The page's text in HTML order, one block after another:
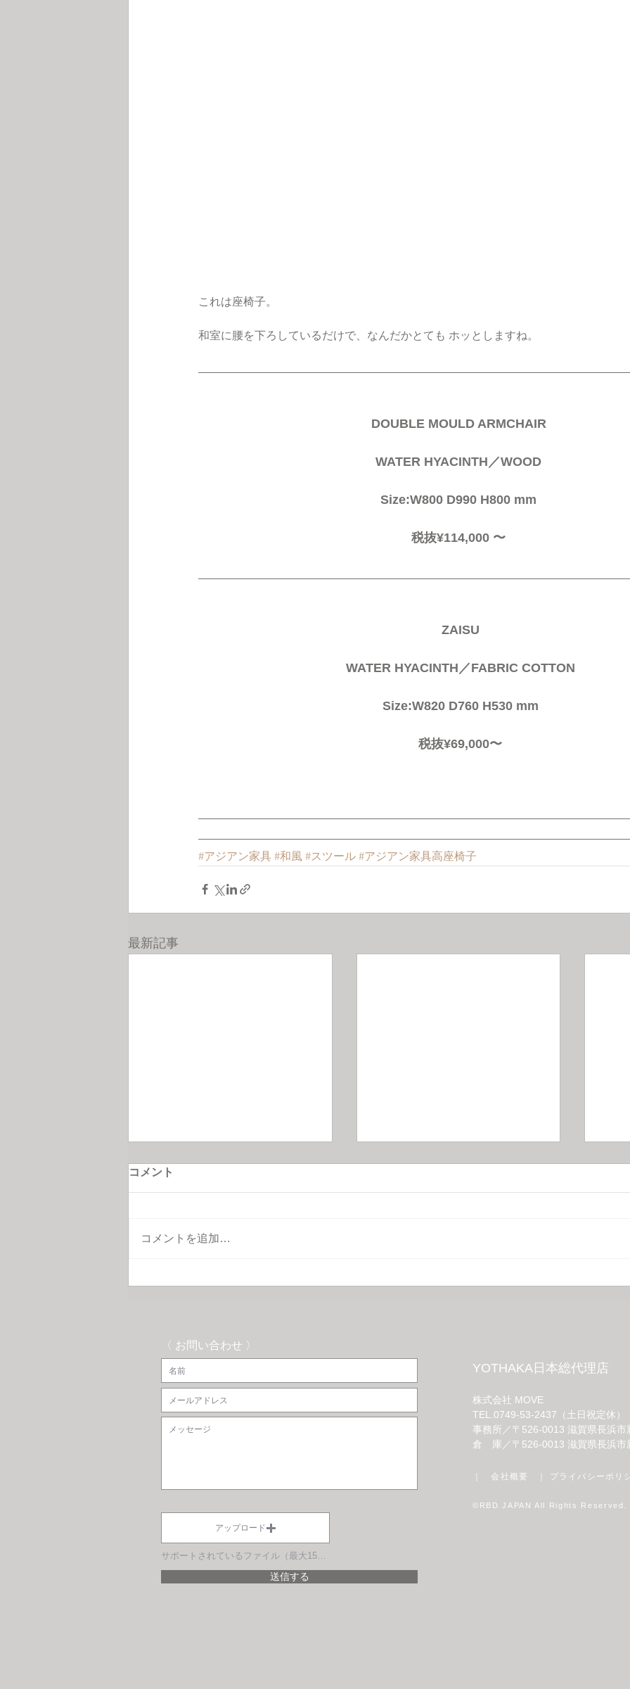
これは座椅子。
和室に腰を下ろしているだけで、なんだかとても ホッとしますね。
DOUBLE MOULD ARMCHAIR
WATER HYACINTH／WOOD
Size:W800 D990 H800 mm
税抜¥114,000 〜
ZAISU
WATER HYACINTH／FABRIC COTTON
Size:W820 D760 H530 mm
税抜¥69,000〜
#アジアン家具 #和風 #スツール #アジアン家具高座椅子
最新記事
コメント
コメントを追加…
〈 お問い合わせ 〉
アップロード
サポートされているファイル（最大15MB）
送信する
YOTHAKA日本総代理店
株式会社 MOVE
​TEL.0749-53-2437（土日祝定休）
事務所／〒526-0013 滋賀県長浜市
倉 庫／〒526-0013 滋賀県長浜市
会社概要 プライバシーポリ
©RBD JAPAN All Rights Reserved.